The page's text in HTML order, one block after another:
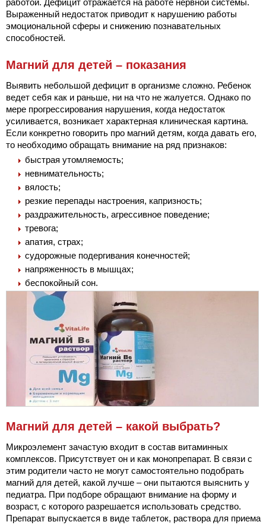
работой. Дефицит отражается на работе нервной системы.
Выраженный недостаток приводит к нарушению работы
эмоциональной сферы и снижению познавательных
способностей.
Магний для детей – показания
Выявить небольшой дефицит в организме сложно. Ребенок
ведет себя как и раньше, ни на что не жалуется. Однако по
мере прогрессирования нарушения, когда недостаток
усиливается, возникает характерная клиническая картина.
Если конкретно говорить про магний детям, когда давать его,
то необходимо обращать внимание на ряд признаков:
быстрая утомляемость;
невнимательность;
вялость;
резкие перепады настроения, капризность;
раздражительность, агрессивное поведение;
тревога;
апатия, страх;
судорожные подергивания конечностей;
напряженность в мышцах;
беспокойный сон.
Магний для детей – какой выбрать?
Микроэлемент зачастую входит в состав витаминных
комплексов. Присутствует он и как монопрепарат. В связи с
этим родители часто не могут самостоятельно подобрать
магний для детей, какой лучше – они пытаются выяснить у
педиатра. При подборе обращают внимание на форму и
возраст, с которого разрешается использовать средство.
Препарат выпускается в виде таблеток, раствора для приема